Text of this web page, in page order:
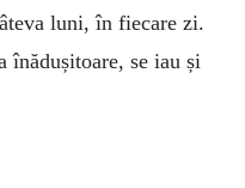
luni, în fiecare zi.
înădușitoare, se iau și